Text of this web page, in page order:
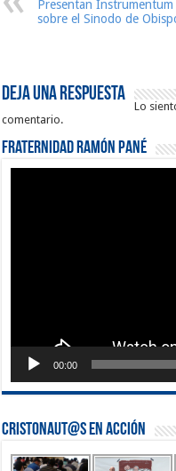
Presentan Instrumentum
sobre el Sinodo de
Deja una respuesta
Lo
comentario.
Fraternidad Ramón Pané
00:00
Cristonaut@s en Acción